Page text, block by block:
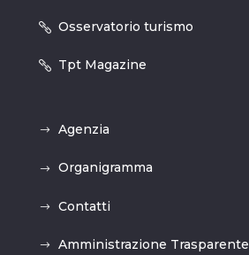
Osservatorio turismo
Tpt Magazine
Agenzia
Organigramma
Contatti
Amministrazione Trasparente